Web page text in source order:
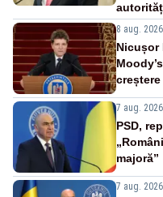
8 aug.
Nicușor
7 aug.
PSD,
majoră”
7 aug.